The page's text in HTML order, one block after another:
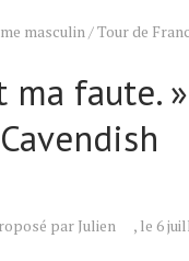
masculin/Tour de
ma faute.
Cavendish
par Julien , le 6